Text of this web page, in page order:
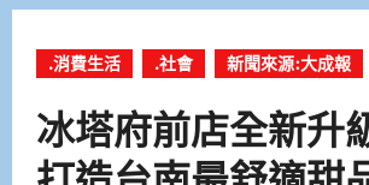
.消費生活 .社會 新聞來源:大成報
冰塔府前店全新升